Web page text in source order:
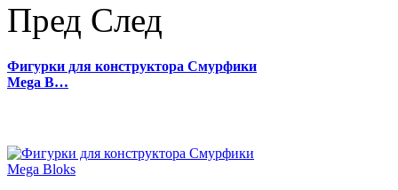
Пред След
Фигурки для конструктора Смурфики
Mega B…